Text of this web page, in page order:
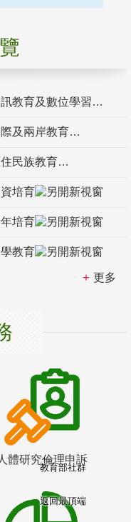
教育及數位學習
及兩岸教育
民族教育
培育
培育
教育
更多
人體研究倫理申訴
教育部社群
返回最頂端